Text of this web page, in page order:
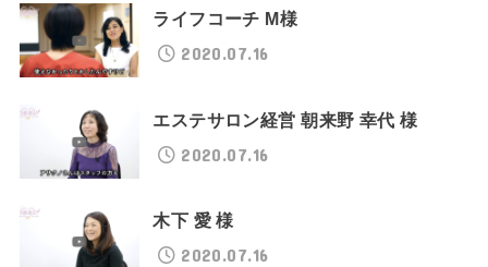
ライフコーチ M様
2020.07.16
エステサロン経営 朝来野 幸代 様
2020.07.16
木下 愛 様
2020.07.16